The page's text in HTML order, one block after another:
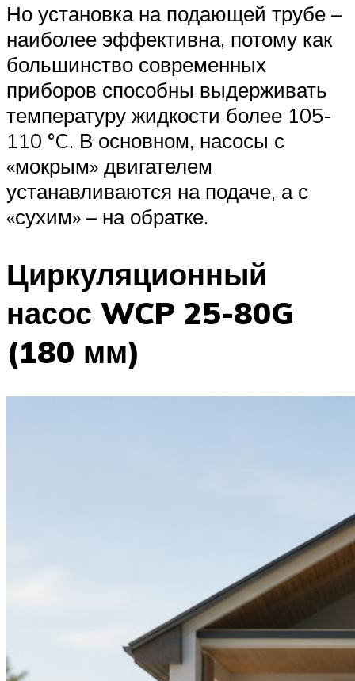
Но установка на подающей трубе –
наиболее эффективна, потому как
большинство современных
приборов способны выдерживать
температуру жидкости более 105-
110 °C. В основном, насосы с
«мокрым» двигателем
устанавливаются на подаче, а с
«сухим» – на обратке.
Циркуляционный
насос WCP 25-80G
(180 мм)